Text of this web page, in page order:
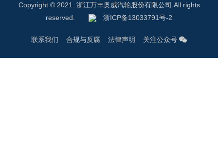
Copyright © 2021. 浙江万丰奥威汽轮股份有限公司 All rights
reserved.
浙ICP备13033791号-2
联系我们 合规与反腐 法律声明 关注公众号